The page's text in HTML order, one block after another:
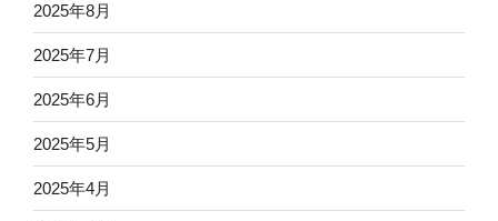
2025年8月
2025年7月
2025年6月
2025年5月
2025年4月